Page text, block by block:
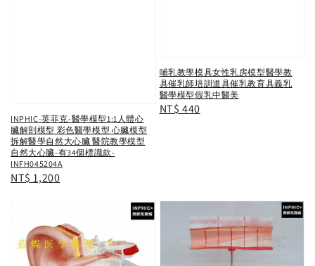
INPHIC-英菲克-醫學模型1:1人體心
臟解剖模型 彩色醫學模型 心臟模型
拆解醫學自然大心臟 醫院教學模型
自然大心臟-有34個標識款-
INFH045204A
Regular
NT$ 1,200
哺乳教學模具女性乳房模型醫學教
具催乳師培訓道具催乳教育具義乳
醫學模型假乳中醫美
Regular
NT$ 440